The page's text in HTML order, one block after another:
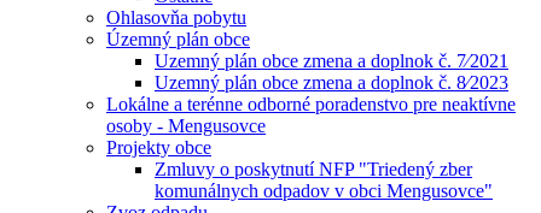
Ohlasovňa pobytu
Územný plán obce
Uzemný plán obce zmena a doplnok č. 7⁄2021
Uzemný plán obce zmena a doplnok č. 8⁄2023
Lokálne a terénne odborné poradenstvo pre neaktívne
osoby - Mengusovce
Projekty obce
Zmluvy o poskytnutí NFP "Triedený zber
komunálnych odpadov v obci Mengusovce"